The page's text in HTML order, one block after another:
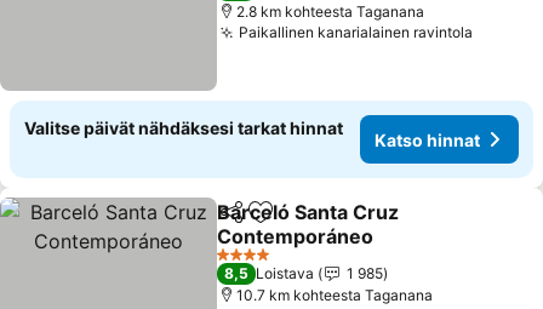
2.8 km kohteesta Taganana
Paikallinen kanarialainen ravintola
Valitse päivät nähdäksesi tarkat hinnat
Katso hinnat
Jaa Lisää suosikkeihin
Barceló Santa Cruz
Contemporáneo
Katso hinnat
4 Tähtiluokitus
8,5 Loistava
1 985
10.7 km kohteesta Taganana